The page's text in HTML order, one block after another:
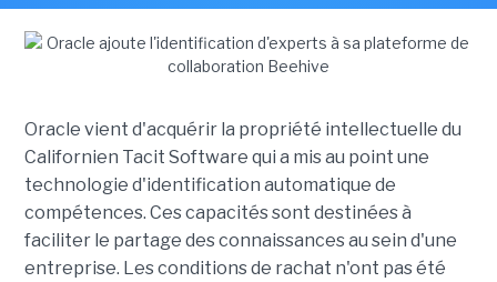
Oracle vient d'acquérir la propriété intellectuelle du
Californien Tacit Software qui a mis au point une
technologie d'identification automatique de
compétences. Ces capacités sont destinées à
faciliter le partage des connaissances au sein d'une
entreprise. Les conditions de rachat n'ont pas été